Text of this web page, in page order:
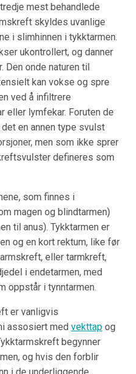
mest behandlede
skyldes uvanlige
i slimhinnen i tykktarmen.
ukontrollert, og danner
Den onde naturen til
kan vokse og spre
ved å infiltrere
eller lymfekar. Foruten de
en annen type svulst
men som ikke sprer
defineres som
som finnes i
magen og blindtarmen)
til anus). Tykktarmen er
og en kort rektum, like før
eller tarmkreft,
i endetarmen, med
oppstår i tynntarmen.
er vanligvis
assosiert med vekttapog
begynner
og hvis den forblir